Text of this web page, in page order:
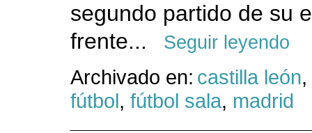
segundo partido de su
frente...
Seguir leyendo
Archivado en: castilla león,
fútbol, fútbol sala, madrid